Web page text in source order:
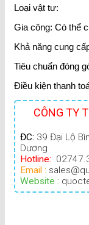
Loại vật tư:
Gia công: Có thể
Khả năng cung
Tiêu chuẩn đóng
Điều kiện thanh
CÔNG TY
ĐC: 39 Đại Lộ
Dương
Hotline:
Email :
Website :